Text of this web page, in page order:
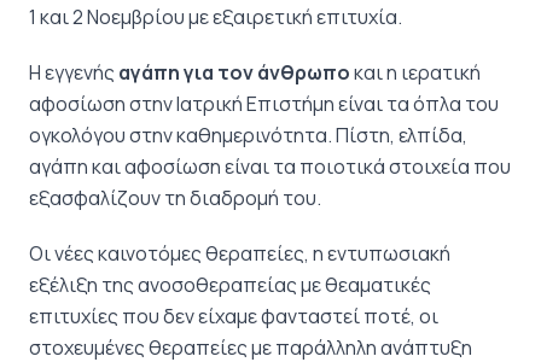
1 και 2 Νοεμβρίου με εξαιρετική επιτυχία.
Η εγγενής αγάπη για τον άνθρωποκαι η ιερατική
αφοσίωση στην Ιατρική Επιστήμη είναι τα όπλα του
ογκολόγου στην καθημερινότητα. Πίστη, ελπίδα,
αγάπη και αφοσίωση είναι τα ποιοτικά στοιχεία που
εξασφαλίζουν τη διαδρομή του.
Οι νέες καινοτόμες θεραπείες, η εντυπωσιακή
εξέλιξη της ανοσοθεραπείας με θεαματικές
επιτυχίες που δεν είχαμε φανταστεί ποτέ, οι
στοχευμένες θεραπείες με παράλληλη ανάπτυξη